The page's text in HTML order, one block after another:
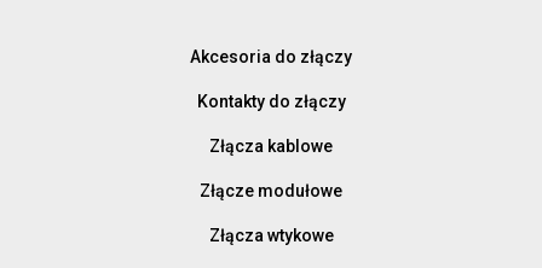
Akcesoria do złączy
Kontakty do złączy
Złącza kablowe
Złącze modułowe
Złącza wtykowe